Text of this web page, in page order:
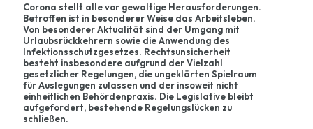
Corona stellt alle vor gewaltige Herausforderungen.
Betroffen ist in besonderer Weise das Arbeitsleben.
Von besonderer Aktualität sind der Umgang mit
Urlaubsrückkehrern sowie die Anwendung des
Infektionsschutzgesetzes. Rechtsunsicherheit
besteht insbesondere aufgrund der Vielzahl
gesetzlicher Regelungen, die ungeklärten Spielraum
für Auslegungen zulassen und der insoweit nicht
einheitlichen Behördenpraxis. Die Legislative bleibt
aufgefordert, bestehende Regelungslücken zu
schließen.